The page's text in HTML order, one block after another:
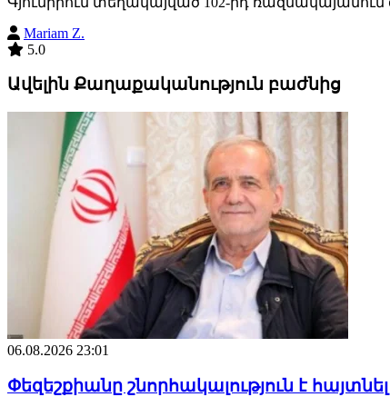
Mariam Z.
5.0
Ավելին Քաղաքականություն բաժնից
06.08.2026 23:01
Փեզեշքիանը շնորհակալություն է